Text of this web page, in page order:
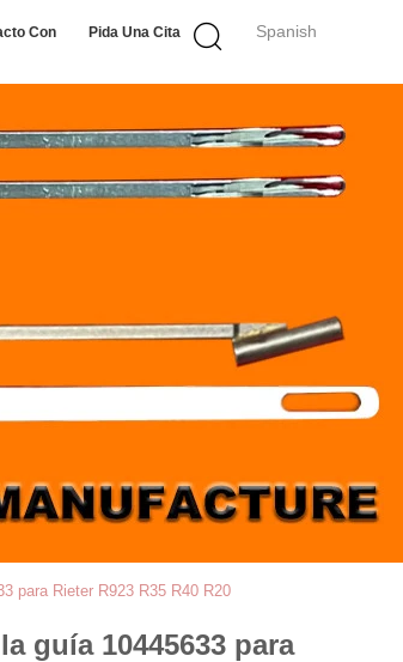
Spanish
Con Pida Una Cita
para Rieter R923 R35 R40 R20
guía 10445633 para